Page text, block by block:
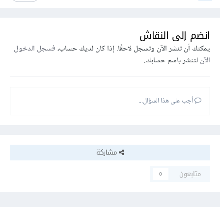
انضم إلى النقاش
يمكنك أن تنشر الآن وتسجل لاحقًا. إذا كان لديك حساب،فسجل الدخول
الآنلتنشر باسم حسابك.
أجب على هذا السؤال...
مشاركة
متابعون
0